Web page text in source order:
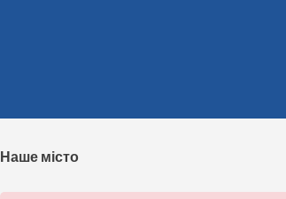
Наше місто